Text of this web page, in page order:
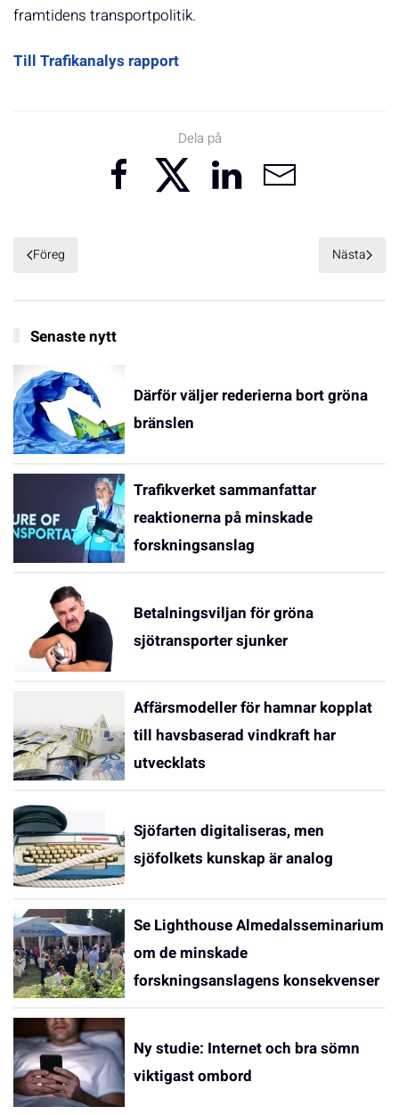
framtidens transportpolitik.
Till Trafikanalys rapport
Dela på
Föreg Nästa
Senaste nytt
Därför väljer rederierna bort gröna
bränslen
Trafikverket sammanfattar
reaktionerna på minskade
forskningsanslag
Betalningsviljan för gröna
sjötransporter sjunker
Affärsmodeller för hamnar kopplat
till havsbaserad vindkraft har
utvecklats
Sjöfarten digitaliseras, men
sjöfolkets kunskap är analog
Se Lighthouse Almedalsseminarium
om de minskade
forskningsanslagens konsekvenser
Ny studie: Internet och bra sömn
viktigast ombord